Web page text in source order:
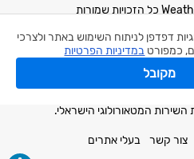
דפדפן לניתוח השימוש באתר ולצרכי
כמפורט במדיניות הפרטיות
מקובל
מזג אוויר
רעידת אדמה
מכ"ם גשם
המטאורולוגי הישראלי.
צור קשר בעלי אתרים